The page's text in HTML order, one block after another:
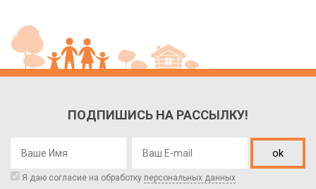
ПОДПИШИСЬ НА РАССЫЛКУ!
ok
Я даю согласие на обработку персональных данных